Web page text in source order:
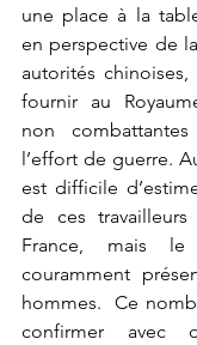
une place à la
en perspective de
autorités chinoises,
fournir au
non
l’effort de guerre.
est difficile
de ces
France, mais
couramment
hommes.  Ce
confirmer avec